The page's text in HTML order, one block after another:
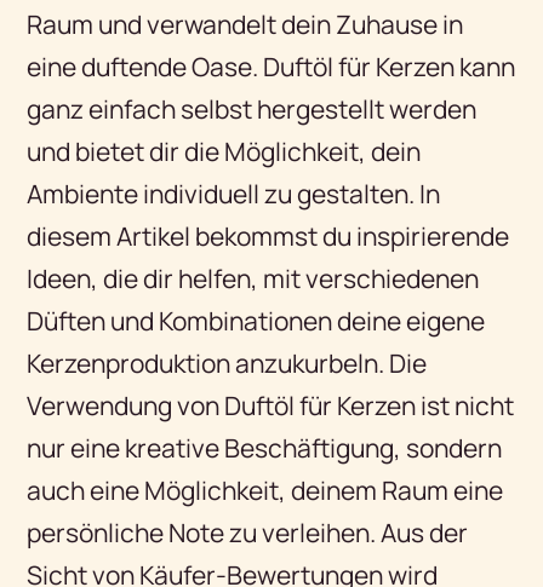
Raum und verwandelt dein Zuhause in
eine duftende Oase. Duftöl für Kerzen kann
ganz einfach selbst hergestellt werden
und bietet dir die Möglichkeit, dein
Ambiente individuell zu gestalten. In
diesem Artikel bekommst du inspirierende
Ideen, die dir helfen, mit verschiedenen
Düften und Kombinationen deine eigene
Kerzenproduktion anzukurbeln. Die
Verwendung von Duftöl für Kerzen ist nicht
nur eine kreative Beschäftigung, sondern
auch eine Möglichkeit, deinem Raum eine
persönliche Note zu verleihen. Aus der
Sicht von Käufer-Bewertungen wird